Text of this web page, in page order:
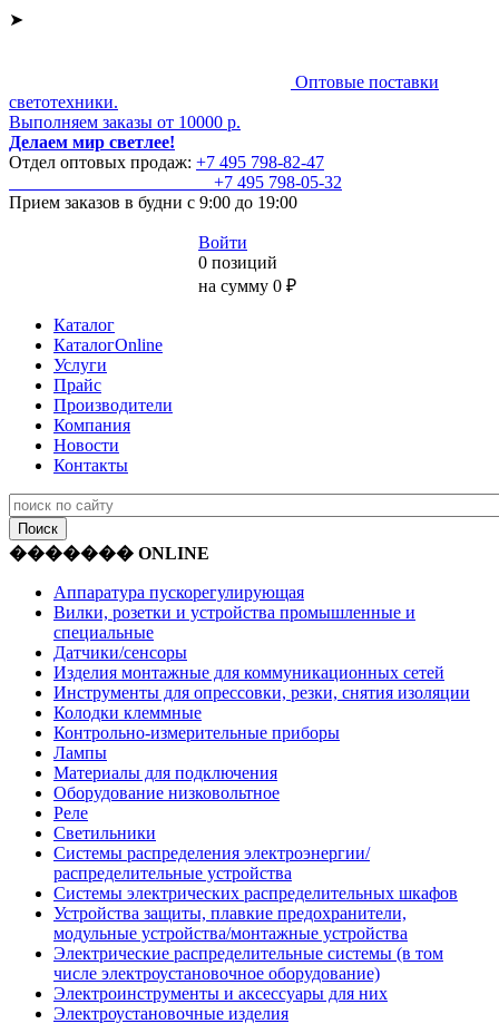
➤
Оптовые поставки
светотехники.
Выполняем заказы от 10000 р.
Делаем мир светлее!
Отдел оптовых продаж: +7 495 798-82-47
+7 495 798-05-32
Прием заказов в будни с 9:00 до 19:00
Войти
0 позиций
на сумму 0 ₽
Каталог
КаталогOnline
Услуги
Прайс
Производители
Компания
Новости
Контакты
������� ONLINE
Аппаратура пускорегулирующая
Вилки, розетки и устройства промышленные и
специальные
Датчики/сенсоры
Изделия монтажные для коммуникационных сетей
Инструменты для опрессовки, резки, снятия изоляции
Колодки клеммные
Контрольно-измерительные приборы
Лампы
Материалы для подключения
Оборудование низковольтное
Реле
Светильники
Системы распределения электроэнергии/
распределительные устройства
Системы электрических распределительных шкафов
Устройства защиты, плавкие предохранители,
модульные устройства/монтажные устройства
Электрические распределительные системы (в том
числе электроустановочное оборудование)
Электроинструменты и аксессуары для них
Электроустановочные изделия